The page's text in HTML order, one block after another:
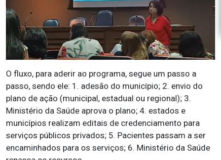
O fluxo, para aderir ao programa, segue um passo a
passo, sendo ele: 1. adesão do município; 2. envio do
plano de ação (municipal, estadual ou regional); 3.
Ministério da Saúde aprova o plano; 4. estados e
municípios realizam editais de credenciamento para
serviços públicos privados; 5. Pacientes passam a ser
encaminhados para os serviços; 6. Ministério da Saúde